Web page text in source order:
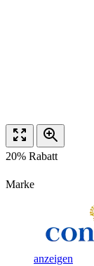
20% Rabatt
Marke
anzeigen